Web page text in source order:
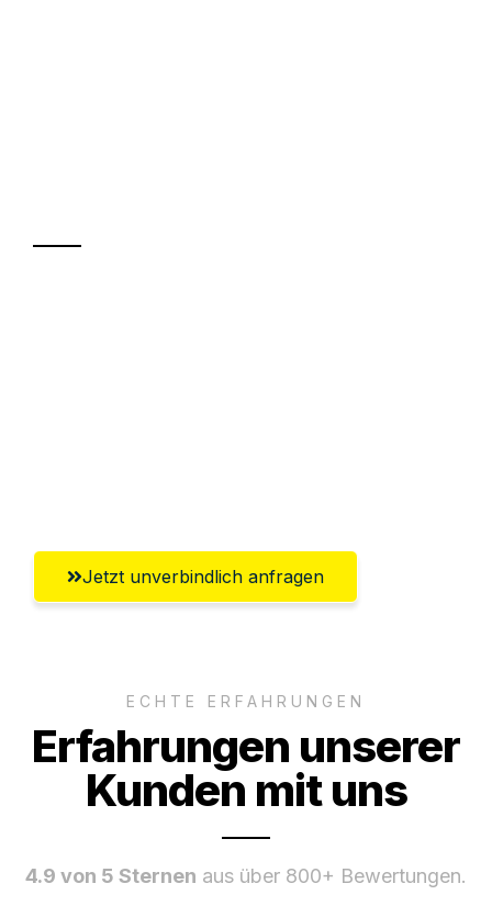
Jetzt unverbindlich anfragen
ECHTE ERFAHRUNGEN
Erfahrungen unserer
Kunden mit uns
4.9 von 5 Sternen aus über 800+ Bewertungen.